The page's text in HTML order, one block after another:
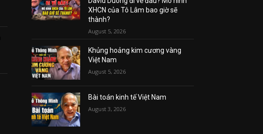
XHCN của Tô Lâm bao giờ sẽ
thành?
August 5, 2026
Khủng hoảng kim cương vàng
Việt Nam
August 5, 2026
Bài toán kinh tế Việt Nam
August 3, 2026